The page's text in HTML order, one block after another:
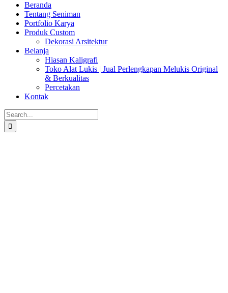
Beranda
Tentang Seniman
Portfolio Karya
Produk Custom
Dekorasi Arsitektur
Belanja
Hiasan Kaligrafi
Toko Alat Lukis | Jual Perlengkapan Melukis Original
& Berkualitas
Percetakan
Kontak
Search
for: